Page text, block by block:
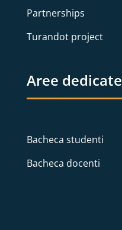
Partnerships
Turandot project
Aree dedicate
Bacheca studenti
Bacheca docenti